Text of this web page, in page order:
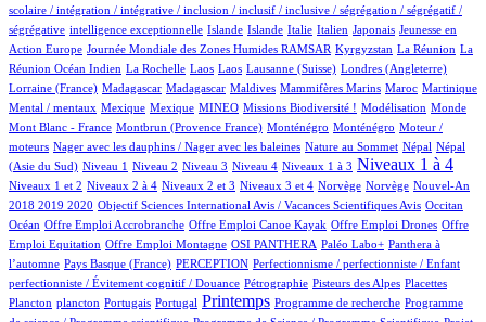
scolaire / intégration / intégrative / inclusion / inclusif / inclusive / ségrégation / ségrégatif /
ségrégative
1/645 intelligence exceptionnelle
8/645 Islande
7/645 Islande
1/645 Italie
36/645 Italien
4/645 Japonais
2/645
Jeunesse en
Action Europe
5/645 Journée Mondiale des Zones Humides RAMSAR
54/645 Kyrgyzstan
6/645 La Réunion
5/645
La
Réunion Océan Indien
1/645 La Rochelle
2/645 Laos
2/645 Laos
2/645 Lausanne (Suisse)
70/645 Londres (Angleterre)
1/645
Lorraine (France)
5/645 Madagascar
5/645 Madagascar
2/645 Maldives
1/645 Mammifères Marins
6/645 Maroc
14/645 Martinique
1/645
Mental / mentaux
1/645 Mexique
1/645 Mexique
16/645 MINEO
28/645 Missions Biodiversité !
1/645 Modélisation
3/645 Monde
1/645
Mont Blanc - France
5/645 Montbrun (Provence France)
5/645 Monténégro
5/645 Monténégro
1/645
Moteur /
moteurs
1/645 Nager avec les dauphins / Nager avec les baleines
3/645 Nature au Sommet
8/645 Népal
8/645
Népal
(Asie du Sud)
9/645 Niveau 1
10/645 Niveau 2
9/645 Niveau 3
66/645 Niveau 4
57/645 Niveaux 1 à 3
296/645 Niveaux 1 à 4
10/645
Niveaux 1 et 2
46/645 Niveaux 2 à 4
5/645 Niveaux 2 et 3
118/645 Niveaux 3 et 4
2/645 Norvège
2/645 Norvège
18/645
Nouvel-An
2018 2019 2020
1/645 Objectif Sciences International Avis / Vacances Scientifiques Avis
6/645 Occitan
88/645
Océan
1/645Offre Emploi Accrobranche
1/645 Offre Emploi Canoe Kayak
1/645 Offre Emploi Drones
1/645
Offre
Emploi Equitation
1/645 Offre Emploi Montagne
58/645 OSI PANTHERA
48/645 Paléo Labo+
57/645
Panthera à
l’automne
4/645 Pays Basque (France)
28/645 PERCEPTION
1/645
Perfectionnisme / perfectionniste / Enfant
perfectionniste / Évitement cognitif / Douance
1/645 Pétrographie
10/645 Pisteurs des Alpes
3/645 Placettes
1/645
Plancton
1/645 plancton
8/645 Portugais
1/645 Portugal
293/645 Printemps
1/645 Programme de recherche
1/645
Programme